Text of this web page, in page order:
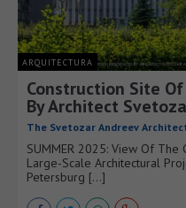
ARQUITECTURA
Construction Site
By Architect
The Svetozar Andreev
SUMMER 2025: View Of
Large-Scale Architectural
Petersburg [...]